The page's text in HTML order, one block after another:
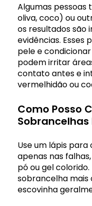
Algumas pessoas
oliva, coco) ou
os resultados são
evidências. Esses
pele e
podem irritar
contato antes e
vermelhidão ou
Como Posso
Sobrancelhas
Use um lápis
apenas nas
pó ou gel
sobrancelha
escovinha